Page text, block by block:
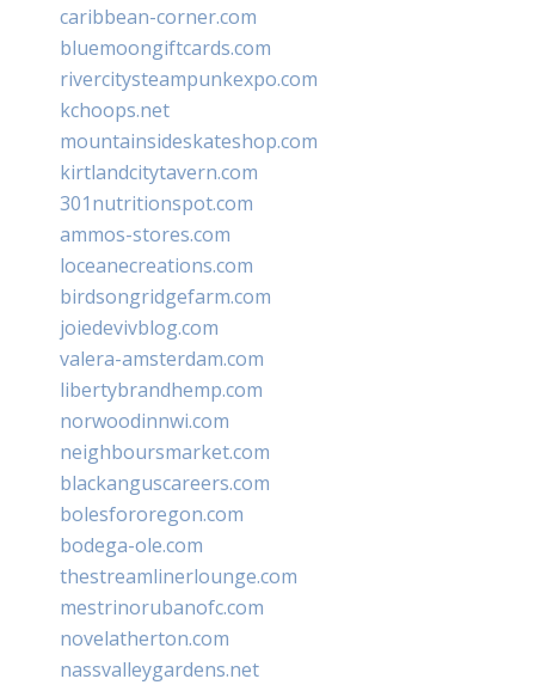
caribbean-corner.com
bluemoongiftcards.com
rivercitysteampunkexpo.com
kchoops.net
mountainsideskateshop.com
kirtlandcitytavern.com
301nutritionspot.com
ammos-stores.com
loceanecreations.com
birdsongridgefarm.com
joiedevivblog.com
valera-amsterdam.com
libertybrandhemp.com
norwoodinnwi.com
neighboursmarket.com
blackanguscareers.com
bolesfororegon.com
bodega-ole.com
thestreamlinerlounge.com
mestrinorubanofc.com
novelatherton.com
nassvalleygardens.net